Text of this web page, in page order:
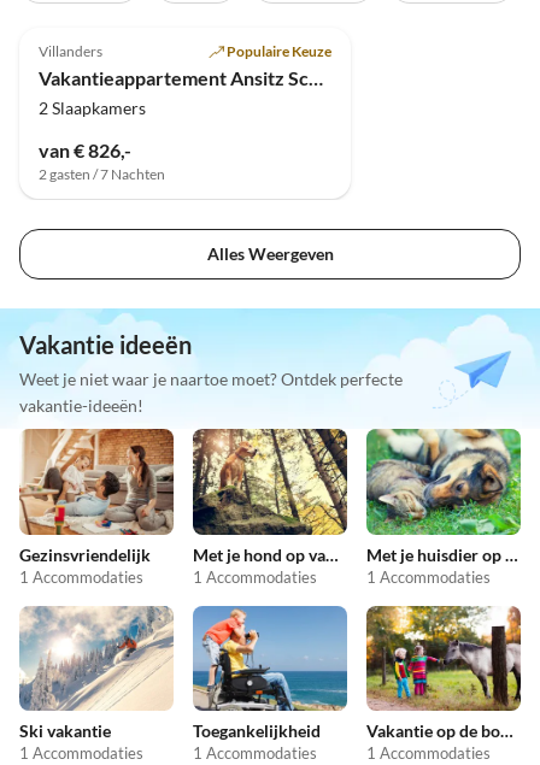
Villanders Populaire Keuze
2 Slaapkamers
van € 826,-
2 gasten / 7 Nachten
Alles Weergeven
Vakantie ideeën
Weet je niet waar je naartoe moet? Ontdek perfecte
vakantie-ideeën!
Gezinsvriendelijk
1 Accommodaties
Met je hond op vakantie
1 Accommodaties
Met je huisdier op vakantie
1 Accommodaties
Ski vakantie
1 Accommodaties
Toegankelijkheid
1 Accommodaties
Vakantie op de boerderij
1 Accommodaties